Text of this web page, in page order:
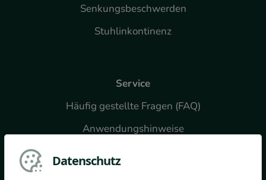
Senkungsbeschwerden
Stuhlinkontinenz
Service
Häufig gestellte Fragen (FAQ)
Anwendungshinweise
Datenschutz